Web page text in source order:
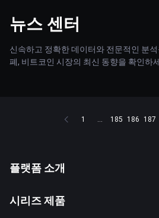
뉴스 센터
신속하고 정확한 데이터와 전문적인 분
폐, 비트코인 시장의 최신 동향을 확인하
1 ... 185 186 187
플랫폼 소개
시리즈 제품